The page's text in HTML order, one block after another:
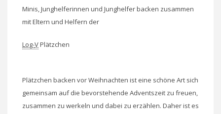
Minis, Junghelferinnen und Junghelfer backen zusammen
mit Eltern und Helfern der
Log-VPlätzchen
Plätzchen backen vor Weihnachten ist eine schöne Art sich
gemeinsam auf die bevorstehende Adventszeit zu freuen,
zusammen zu werkeln und dabei zu erzählen. Daher ist es